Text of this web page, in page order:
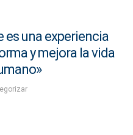
es una experiencia
y mejora la vida